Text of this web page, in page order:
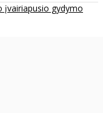
įvairiapusio gydymo